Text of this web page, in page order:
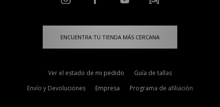
ENCUENTRA TU TIENDA MÁS CERCANA
Ver el estado de mi pedido
Guía de tallas
Envío y Devoluciones
Empresa Programa de afiliación